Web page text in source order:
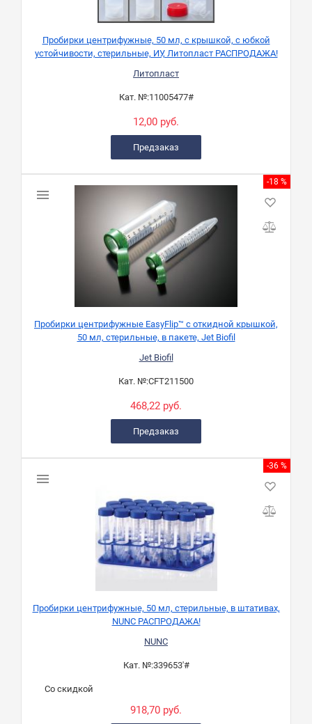
Пробирки центрифужные, 50 мл, с крышкой, с юбкой
устойчивости, стерильные, ИУ, Литопласт РАСПРОДАЖА!
Литопласт
Кат. №:11005477#
12,00 руб.
Предзаказ
-18 %
Пробирки центрифужные EasyFlip™ с откидной крышкой,
50 мл, стерильные, в пакете, Jet Biofil
Jet Biofil
Кат. №:CFT211500
468,22 руб.
Предзаказ
-36 %
Пробирки центрифужные, 50 мл, стерильные, в штативах,
NUNC РАСПРОДАЖА!
NUNC
Кат. №:339653'#
Со скидкой
918,70 руб.